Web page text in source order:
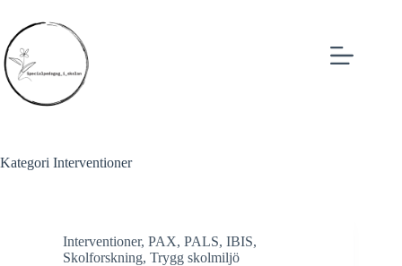
content
Kategori Interventioner
Interventioner, PAX, PALS, IBIS,
Skolforskning, Trygg skolmiljö